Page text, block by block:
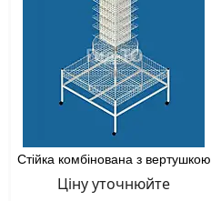
Стійка комбінована з вертушкою
Ціну уточнюйте